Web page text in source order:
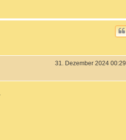
31. Dezember 2024 00:29